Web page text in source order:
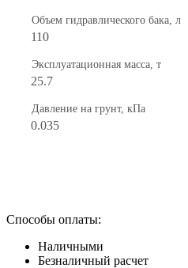
Объем гидравлического бака, л
110
Эксплуатационная масса, т
25.7
Давление на грунт, кПа
0.035
Способы оплаты:
Наличными
Безналичный расчет